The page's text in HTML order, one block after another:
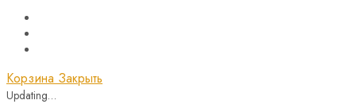
Корзина Закрыть
Updating…